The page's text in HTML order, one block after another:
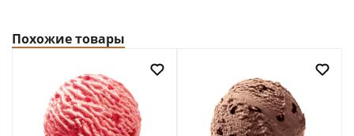
Похожие товары